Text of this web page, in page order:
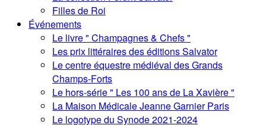
Filles de Roi
Événements
Le livre " Champagnes & Chefs "
Les prix littéraires des éditions Salvator
Le centre équestre médiéval des Grands
Champs-Forts
Le hors-série " Les 100 ans de La Xavière "
La Maison Médicale Jeanne Garnier Paris
Le logotype du Synode 2021-2024